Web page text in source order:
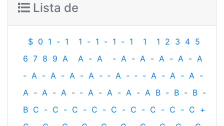
Lista de
$ 0 1 - 1 1 - 1 - 1 - 1 1 1 2 3 4 5
6 7 8 9 A A - A - A - A - A - A - A
- A - A - A - A - ‐ A - ‐ - A - A - A -
A - A - A - ‐ A - A - A - A B - B - B -
B C - C - C - C - C - C - C - C - C +